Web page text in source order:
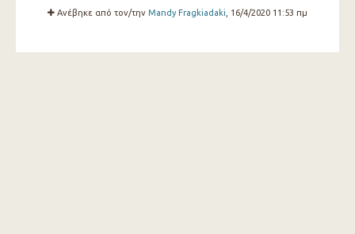
Ανέβηκε από τον/την Mandy Fragkiadaki , 16/4/2020 11:53 πμ